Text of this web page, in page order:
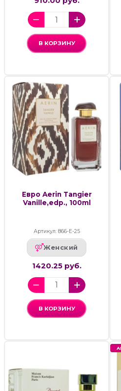
В КОРЗИНУ
Евро Aerin Tangier
Vanille,edp., 100ml
Артикул: 866-Е-25
Женский
1420.25 руб.
В КОРЗИНУ